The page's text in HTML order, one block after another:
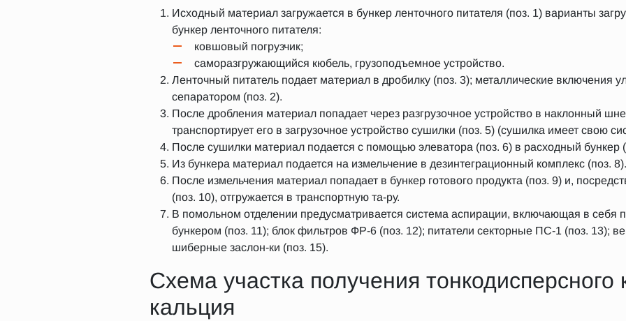
Исходный материал загружается в бункер ленточного питателя (поз. 1) варианты
бункер ленточного питателя:
ковшовый погрузчик;
саморазгружающийся кюбель, грузоподъемное устройство.
Ленточный питатель подает материал в дробилку (поз. 3); металлические включения
сепаратором (поз. 2).
После дробления материал попадает через разгрузочное устройство в наклонный
транспортирует его в загрузочное устройство сушилки (поз. 5) (сушилка имеет свою
После сушилки материал подается с помощью элеватора (поз. 6) в расходный бункер
Из бункера материал подается на измельчение в дезинтеграционный комплекс (поз. 8).
После измельчения материал попадает в бункер готового продукта (поз. 9) и,
(поз. 10), отгружается в транспортную та-ру.
В помольном отделении предусматривается система аспирации, включающая в себя
бункером (поз. 11); блок фильтров ФР-6 (поз. 12); питатели секторные ПС-1 (поз. 13);
шиберные заслон-ки (поз. 15).
Схема участка получения тонкодисперсного
кальция